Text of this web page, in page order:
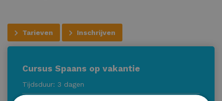
Tarieven Inschrijven
Cursus Spaans op vakantie
Tijdsduur: 3 dagen